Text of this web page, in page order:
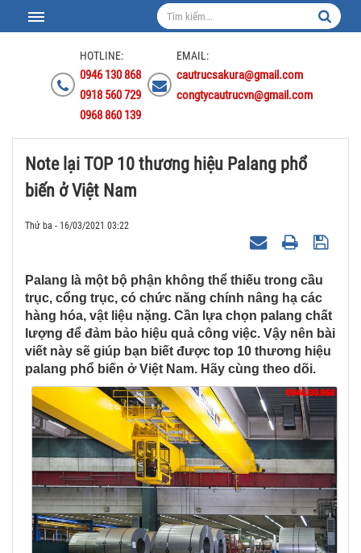
HOTLINE:
0946 130 868
0918 560 729
0968 860 139
EMAIL:
cautrucsakura@gmail.com
congtycautrucvn@gmail.com
Note lại TOP 10 thương hiệu Palang phổ
biến ở Việt Nam
Thứ ba - 16/03/2021 03:22
Palang là một bộ phận không thể thiếu trong cầu
trục, cổng trục, có chức năng chính nâng hạ các
hàng hóa, vật liệu nặng. Cần lựa chọn palang chất
lượng để đảm bảo hiệu quả công việc. Vậy nên bài
viết này sẽ giúp bạn biết được top 10 thương hiệu
palang phổ biến ở Việt Nam. Hãy cùng theo dõi.